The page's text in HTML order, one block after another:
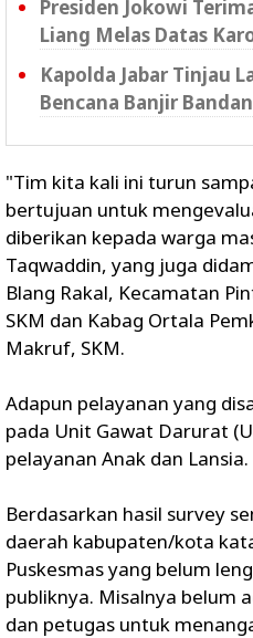
Presiden Jokowi
Liang Melas Datas
Kapolda Jabar Tinjau
Bencana Banjir
"Tim kita kali ini turun
bertujuan untuk
diberikan kepada warga
Taqwaddin, yang juga
Blang Rakal, Kecamatan
SKM dan Kabag Ortala
Makruf, SKM.
Adapun pelayanan yang
pada Unit Gawat Darurat
pelayanan Anak dan Lansia.
Berdasarkan hasil survey
daerah kabupaten/kota
Puskesmas yang belum
publiknya. Misalnya belum
dan petugas untuk